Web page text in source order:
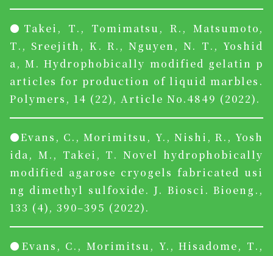
●Takei, T., Tomimatsu, R., Matsumoto,
T., Sreejith, K. R., Nguyen, N. T., Yoshid
a, M. Hydrophobically modified gelatin p
articles for production of liquid marbles.
Polymers, 14 (22), Article No.4849 (2022).
●Evans, C., Morimitsu, Y., Nishi, R., Yosh
ida, M., Takei, T. Novel hydrophobically
modified agarose cryogels fabricated usi
ng dimethyl sulfoxide. J. Biosci. Bioeng.,
133 (4), 390–395 (2022).
●Evans, C., Morimitsu, Y., Hisadome, T.,